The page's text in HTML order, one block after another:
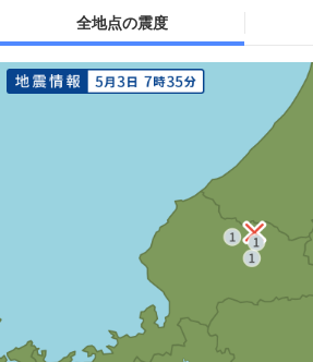
全地点の震度